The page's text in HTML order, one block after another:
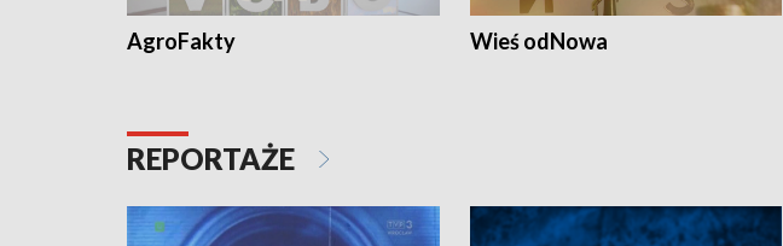
AgroFakty Wieś odNowa
REPORTAŻE